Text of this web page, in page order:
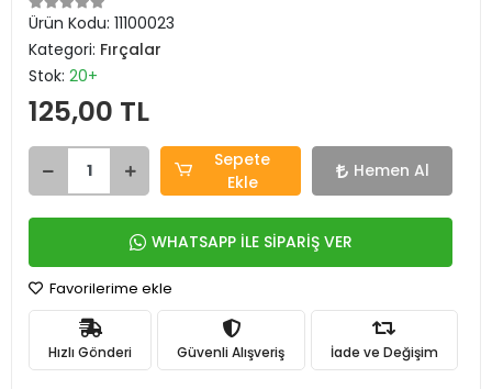
Ürün Kodu: 11100023
Kategori: Fırçalar
Stok: 20+
125,00 TL
Sepete
Ekle
Hemen Al
WHATSAPP İLE SİPARİŞ VER
Favorilerime ekle
Hızlı Gönderi Güvenli Alışveriş İade ve Değişim